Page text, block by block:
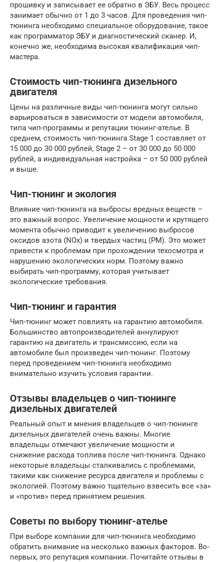
прошивку и записывает ее обратно в ЭБУ. Весь процесс
занимает обычно от 1 до 3 часов. Для проведения чип-
тюнинга необходимо специальное оборудование, такое
как программатор ЭБУ и диагностический сканер. И,
конечно же, необходима высокая квалификация чип-
мастера.
Стоимость чип-тюнинга дизельного
двигателя
Цены на различные виды чип-тюнинга могут сильно
варьироваться в зависимости от модели автомобиля,
типа чип-программы и репутации тюнинг-ателье. В
среднем, стоимость чип-тюнинга Stage 1 составляет от
15 000 до 30 000 рублей, Stage 2 – от 30 000 до 50 000
рублей, а индивидуальная настройка – от 50 000 рублей
и выше.
Чип-тюнинг и экология
Влияние чип-тюнинга на выбросы вредных веществ –
это важный вопрос. Увеличение мощности и крутящего
момента обычно приводит к увеличению выбросов
оксидов азота (NOx) и твердых частиц (PM). Это может
привести к проблемам при прохождении техосмотра и
нарушению экологических норм. Поэтому важно
выбирать чип-программу, которая учитывает
экологические требования.
Чип-тюнинг и гарантия
Чип-тюнинг может повлиять на гарантию автомобиля.
Большинство автопроизводителей аннулируют
гарантию на двигатель и трансмиссию, если на
автомобиле был произведен чип-тюнинг. Поэтому
перед проведением чип-тюнинга необходимо
внимательно изучить условия гарантии.
Отзывы владельцев о чип-тюнинге
дизельных двигателей
Реальный опыт и мнения владельцев о чип-тюнинге
дизельных двигателей очень важны. Многие
владельцы отмечают увеличение мощности и
снижение расхода топлива после чип-тюнинга. Однако
некоторые владельцы сталкивались с проблемами,
такими как снижение ресурса двигателя и проблемы с
экологией. Поэтому важно тщательно взвесить все «за»
и «против» перед принятием решения.
Советы по выбору тюнинг-ателье
При выборе компании для чип-тюнинга необходимо
обратить внимание на несколько важных факторов. Во-
первых, это репутация компании. Почитайте отзывы в